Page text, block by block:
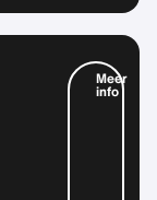
Meer
info